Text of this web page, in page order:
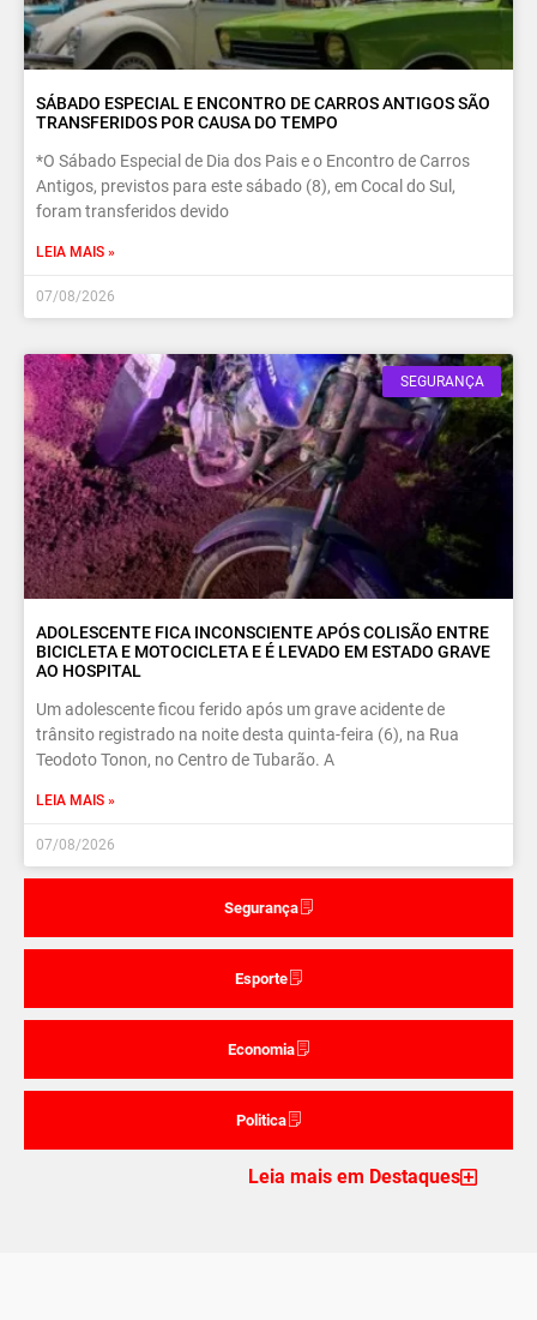
Segurança
Esporte
Economia
Politica
SÁBADO ESPECIAL E ENCONTRO DE CARROS ANTIGOS SÃO
TRANSFERIDOS POR CAUSA DO TEMPO
*O Sábado Especial de Dia dos Pais e o Encontro de Carros
Antigos, previstos para este sábado (8), em Cocal do Sul,
foram transferidos devido
LEIA MAIS »
07/08/2026
SEGURANÇA
ADOLESCENTE FICA INCONSCIENTE APÓS COLISÃO ENTRE
BICICLETA E MOTOCICLETA E É LEVADO EM ESTADO GRAVE
AO HOSPITAL
Um adolescente ficou ferido após um grave acidente de
trânsito registrado na noite desta quinta-feira (6), na Rua
Teodoto Tonon, no Centro de Tubarão. A
LEIA MAIS »
07/08/2026
Leia mais em Destaques